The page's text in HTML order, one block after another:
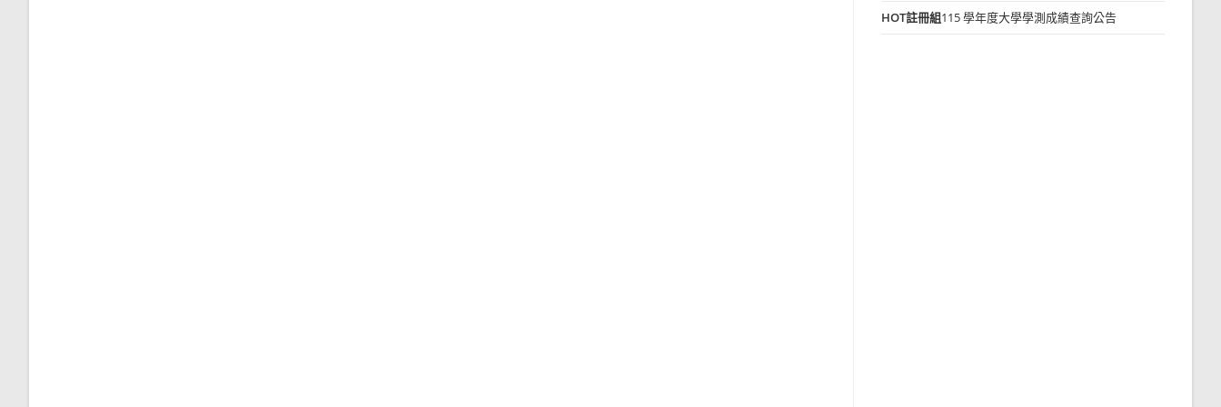
HOT註冊組115 學年度大學學測成績查詢公告